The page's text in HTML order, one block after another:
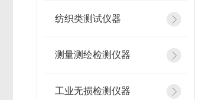
纺织类测试仪器
测量测绘检测仪器
工业无损检测仪器